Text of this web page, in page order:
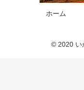
ホーム
© 2020 い